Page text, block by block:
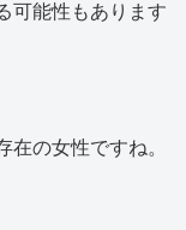
可能性もあります
の女性ですね。